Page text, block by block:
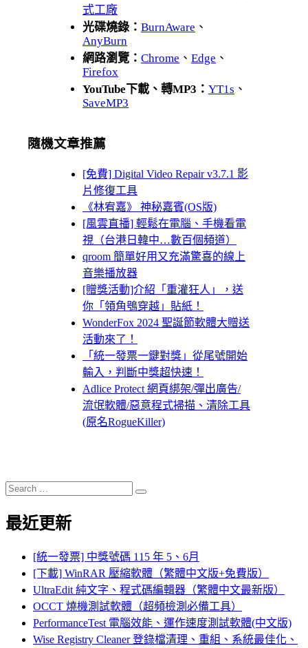
式工廠
光碟燒錄： BurnAware 、
AnyBurn
網路瀏覽： Chrome 、 Edge 、
Firefox
YouTube下載、轉MP3： YT1s 、
SaveMP3
隨機文章推薦
[免費] Digital Video Repair v3.7.1 影
片修復工具
《林宥嘉》 神秘嘉賓(OS版)
[風雲直播] 輕鬆在電腦、手機看電
視（台港日韓中…數百個頻道）
qroom 簡單好用又充滿驚喜的線上
音樂播放器
[贈獎活動]介紹「重灌狂人」，送
你「領角鴞穿越」貼紙！
WonderFox 2024 聖誕節軟體大贈送
活動來了！
「統一發票一鍵對獎」從尾號開始
輸入，判斷中獎超快速！
Adlice Protect 網頁綁架/彈出廣告/
流氓軟體/惡意程式掃描、清除工具
(原名RogueKiller)
Search
for:
Search
最近更新
[統一發票] 中獎號碼 115 年 5、6月
[下載] WinRAR 壓縮軟體（繁體中文版+免費版）
UltraEdit 純文字、程式碼編輯器（繁體中文最新版）
OCCT 燒機測試軟體（超頻檢測必備工具）
PerformanceTest 電腦效能、運作速度測試軟體(中文版)
Wise Registry Cleaner 登錄檔清理、重組、系統最佳化、